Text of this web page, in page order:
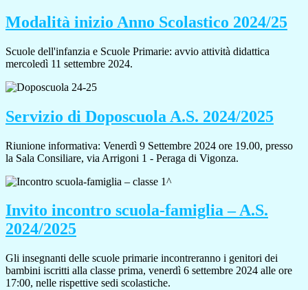
Modalità inizio Anno Scolastico 2024/25
Scuole dell'infanzia e Scuole Primarie: avvio attività didattica
mercoledì 11 settembre 2024.
Servizio di Doposcuola A.S. 2024/2025
Riunione informativa: Venerdì 9 Settembre 2024 ore 19.00, presso
la Sala Consiliare, via Arrigoni 1 - Peraga di Vigonza.
Invito incontro scuola-famiglia – A.S.
2024/2025
Gli insegnanti delle scuole primarie incontreranno i genitori dei
bambini iscritti alla classe prima, venerdì 6 settembre 2024 alle ore
17:00, nelle rispettive sedi scolastiche.